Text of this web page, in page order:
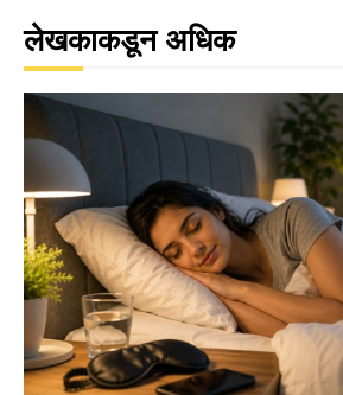
लेखकाकडून अधिक